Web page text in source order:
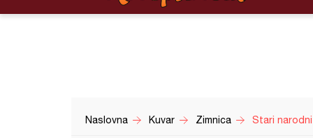
Naslovna Kuvar Zimnica Stari